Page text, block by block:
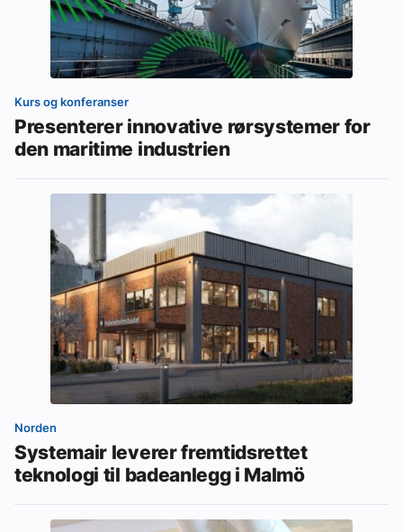
Kurs og konferanser
Presenterer innovative rørsystemer for
den maritime industrien
Norden
Systemair leverer fremtidsrettet
teknologi til badeanlegg i Malmö